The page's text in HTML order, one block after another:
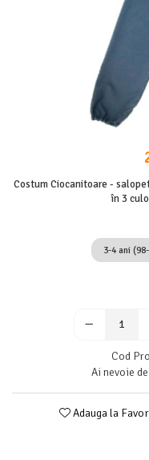
Costum Ciocanitoare -
în 3
Cod
Ai nevoie
Adauga la